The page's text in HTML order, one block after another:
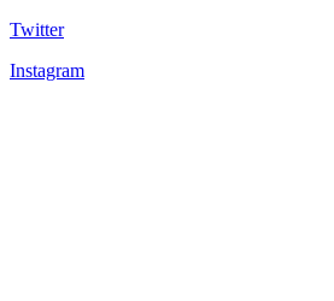
Twitter
Instagram